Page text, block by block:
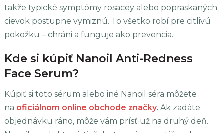
takže typické symptómy rosacey alebo popraskaných
cievok postupne vymiznú. To všetko robí pre citlivú
pokožku – chráni a funguje ako prevencia.
Kde si kúpiť Nanoil Anti-Redness
Face Serum?
Kúpiť si toto sérum alebo iné Nanoil séra môžete
na oficiálnom online obchode značky. Ak zadáte
objednávku ráno, môže vám prísť už na druhý deň.